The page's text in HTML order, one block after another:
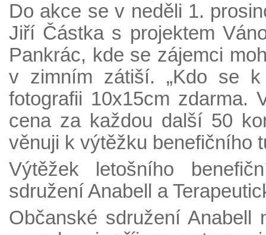
Do akce se v neděli 1.
Jiří Částka s projektem
Pankrác, kde se zájemci
v zimním zátiší. „Kdo se
fotografii 10x15cm zdarma.
cena za každou další 50
věnuji k výtěžku benefičního
Výtěžek letošního
sdružení Anabell a
Občanské sdružení